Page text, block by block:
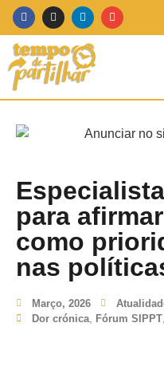
para
como
nas
Março, 2026
Dor crónica
Fórum SIPPT